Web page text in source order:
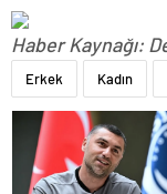
Haber Kaynağı:
Erkek Kadın